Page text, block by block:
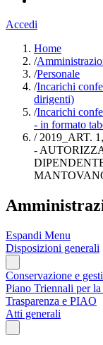
Accedi
Home
/
/Personale
/Incarichi
dirigenti)
/Incarichi
- in formato
/2019_ART.
-
Espandi Menu
Disposizioni generali
Conservazione e
Piano Triennali per
Trasparenza e PIAO
Atti generali